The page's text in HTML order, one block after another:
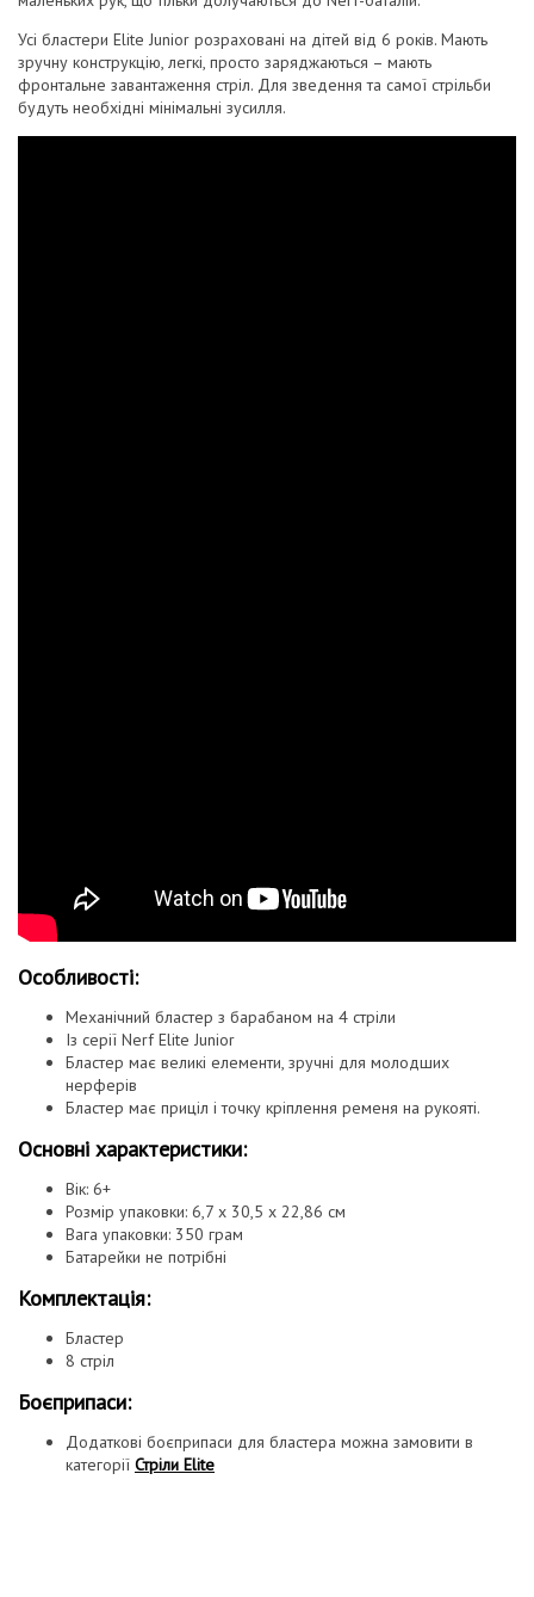
Усі бластери Elite Junior розраховані на дітей від 6 років. Мають
зручну конструкцію, легкі, просто заряджаються – мають
фронтальне завантаження стріл. Для зведення та самої стрільби
будуть необхідні мінімальні зусилля.
Особливості:
Механічний бластер з барабаном на 4 стріли
Із серії Nerf Elite Junior
Бластер має великі елементи, зручні для молодших
нерферів
Бластер має приціл і точку кріплення ременя на рукояті.
Основні характеристики:
Вік: 6+
Розмір упаковки: 6,7 х 30,5 х 22,86 см
Вага упаковки: 350 грам
Батарейки не потрібні
Комплектація:
Бластер
8 стріл
Боєприпаси:
Додаткові боєприпаси для бластера можна замовити в
категорії Стріли Elite